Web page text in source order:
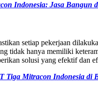
Indonesia: Jasa Bangun
setiap pekerjaan
tidak hanya memiliki
solusi yang efektif dan
Tiga Mitracon Indonesia di